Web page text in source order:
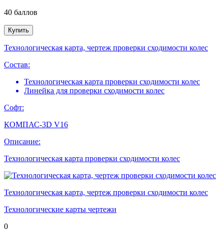
40 баллов
Купить
Технологическая карта, чертеж проверки сходимости колес
Состав:
Технологическая карта проверки сходимости колес
Линейка для проверки сходимости колес
Софт:
КОМПАС-3D V16
Описание:
Технологическая карта проверки сходимости колес
Технологическая карта, чертеж проверки сходимости колес
Технологические карты чертежи
0